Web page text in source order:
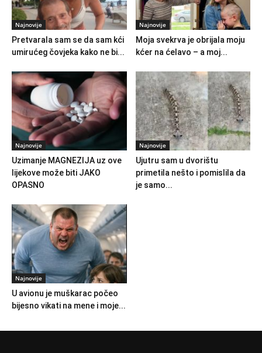
Najnovije
Pretvarala sam se da sam kći
umirućeg čovjeka kako ne bi...
Najnovije
Moja svekrva je obrijala moju
kćer na ćelavo – a moj...
Najnovije
Uzimanje MAGNEZIJA uz ove
lijekove može biti JAKO
OPASNO
Najnovije
Ujutru sam u dvorištu
primetila nešto i pomislila da
je samo...
Najnovije
U avionu je muškarac počeo
bijesno vikati na mene i moje...